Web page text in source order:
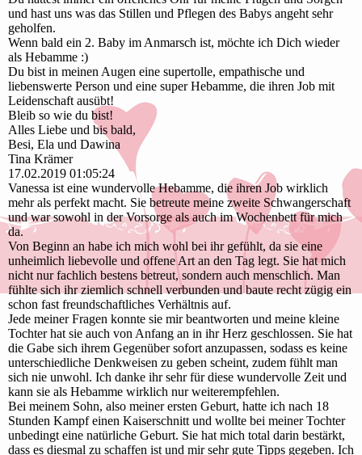
und hast uns was das Stillen und Pflegen des Babys angeht sehr
geholfen.
Wenn bald ein 2. Baby im Anmarsch ist, möchte ich Dich wieder
als Hebamme :)
Du bist in meinen Augen eine supertolle, empathische und
liebenswerte Person und eine super Hebamme, die ihren Job mit
Leidenschaft ausübt!
Bleib so wie du bist!
Alles Liebe und bis bald,
Besi, Ela und Dawina
Tina Krämer
17.02.2019 01:05:24
Vanessa ist eine wundervolle Hebamme, die ihren Job wirklich
mehr als perfekt macht. Sie betreute meine zweite Schwangerschaft
und war sowohl in der Vorsorge als auch im Wochenbett für mich
da.
Von Beginn an habe ich mich wohl bei ihr gefühlt, da sie eine
unheimlich liebevolle und offene Art an den Tag legt. Sie hat mich
nicht nur fachlich bestens betreut, sondern auch menschlich. Man
fühlte sich ihr ziemlich schnell verbunden und baute recht zügig ein
schon fast freundschaftliches Verhältnis auf.
Jede meiner Fragen konnte sie mir beantworten und meine kleine
Tochter hat sie auch von Anfang an in ihr Herz geschlossen. Sie hat
die Gabe sich ihrem Gegenüber sofort anzupassen, sodass es keine
unterschiedliche Denkweisen zu geben scheint, zudem fühlt man
sich nie unwohl. Ich danke ihr sehr für diese wundervolle Zeit und
kann sie als Hebamme wirklich nur weiterempfehlen.
Bei meinem Sohn, also meiner ersten Geburt, hatte ich nach 18
Stunden Kampf einen Kaiserschnitt und wollte bei meiner Tochter
unbedingt eine natürliche Geburt. Sie hat mich total darin bestärkt,
dass es diesmal zu schaffen ist und mir sehr gute Tipps gegeben. Ich